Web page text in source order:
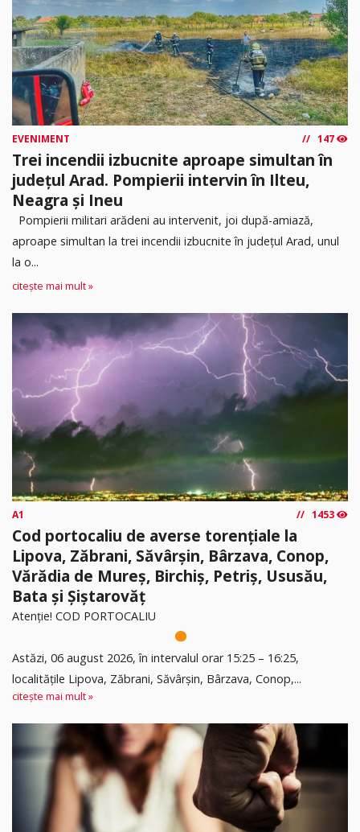
EVENIMENT 147
Trei incendii izbucnite aproape simultan în
județul Arad. Pompierii intervin în Ilteu,
Neagra și Ineu
Pompierii militari arădeni au intervenit, joi după-amiază,
aproape simultan la trei incendii izbucnite în județul Arad, unul
la o...
citește mai mult »
A1 1453
Cod portocaliu de averse torențiale la
Lipova, Zăbrani, Săvârșin, Bârzava, Conop,
Vărădia de Mureș, Birchiș, Petriș, Ususău,
Bata și Șiștarovăț
Atenție! COD PORTOCALIU
Astăzi, 06 august 2026, în intervalul orar 15:25 – 16:25,
localitățile Lipova, Zăbrani, Săvârșin, Bârzava, Conop,...
citește mai mult »